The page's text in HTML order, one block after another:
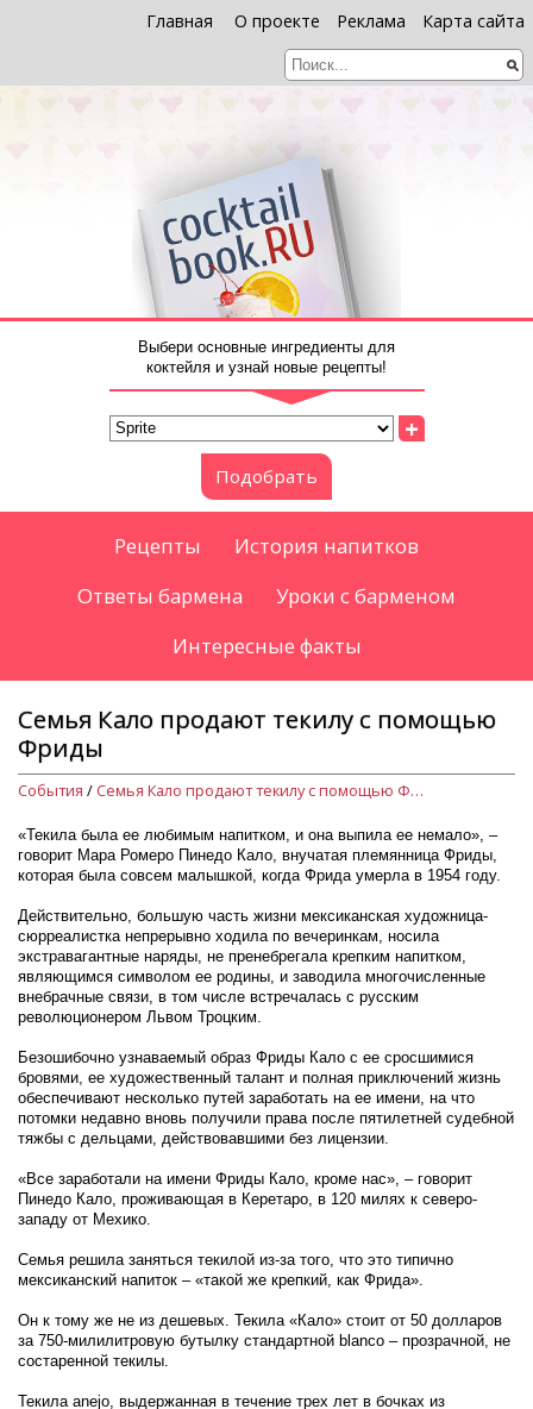
Главная О проекте Реклама Карта сайта
Выбери основные ингредиенты для
коктейля и узнай новые рецепты!
+
Подобрать
Рецепты
История напитков
Ответы бармена
Уроки с барменом
Интересные факты
Семья Кало продают текилу с помощью
Фриды
События / Семья Кало продают текилу с помощью Фриды
«Текила была ее любимым напитком, и она выпила ее немало», –
говорит Мара Ромеро Пинедо Кало, внучатая племянница Фриды,
которая была совсем малышкой, когда Фрида умерла в 1954 году.
Действительно, большую часть жизни мексиканская художница-
сюрреалистка непрерывно ходила по вечеринкам, носила
экстравагантные наряды, не пренебрегала крепким напитком,
являющимся символом ее родины, и заводила многочисленные
внебрачные связи, в том числе встречалась с русским
революционером Львом Троцким.
Безошибочно узнаваемый образ Фриды Кало с ее сросшимися
бровями, ее художественный талант и полная приключений жизнь
обеспечивают несколько путей заработать на ее имени, на что
потомки недавно вновь получили права после пятилетней судебной
тяжбы с дельцами, действовавшими без лицензии.
«Все заработали на имени Фриды Кало, кроме нас», – говорит
Пинедо Кало, проживающая в Керетаро, в 120 милях к северо-
западу от Мехико.
Семья решила заняться текилой из-за того, что это типично
мексиканский напиток – «такой же крепкий, как Фрида».
Он к тому же не из дешевых. Текила «Кало» стоит от 50 долларов
за 750-милилитровую бутылку стандартной blanco – прозрачной, не
состаренной текилы.
Текила anejo, выдержанная в течение трех лет в бочках из